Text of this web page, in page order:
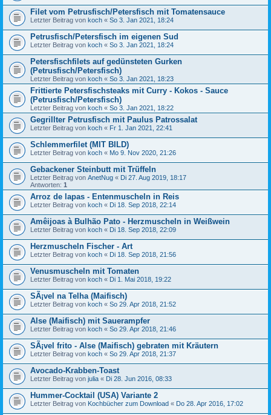
Filet vom Petrusfisch/Petersfisch mit Tomatensauce
Letzter Beitrag von koch « So 3. Jan 2021, 18:24
Petrusfisch/Petersfisch im eigenen Sud
Letzter Beitrag von koch « So 3. Jan 2021, 18:24
Petersfischfilets auf gedünsteten Gurken
(Petrusfisch/Petersfisch)
Letzter Beitrag von koch « So 3. Jan 2021, 18:23
Frittierte Petersfischsteaks mit Curry - Kokos - Sauce
(Petrusfisch/Petersfisch)
Letzter Beitrag von koch « So 3. Jan 2021, 18:22
Gegrillter Petrusfisch mit Paulus Patrossalat
Letzter Beitrag von koch « Fr 1. Jan 2021, 22:41
Schlemmerfilet (MIT BILD)
Letzter Beitrag von koch « Mo 9. Nov 2020, 21:26
Gebackener Steinbutt mit Trüffeln
Letzter Beitrag von AnetNug « Di 27. Aug 2019, 18:17
Antworten: 1
Arroz de lapas - Entenmuscheln in Reis
Letzter Beitrag von koch « Di 18. Sep 2018, 22:14
Amêijoas à Bulhão Pato - Herzmuscheln in Weißwein
Letzter Beitrag von koch « Di 18. Sep 2018, 22:09
Herzmuscheln Fischer - Art
Letzter Beitrag von koch « Di 18. Sep 2018, 21:56
Venusmuscheln mit Tomaten
Letzter Beitrag von koch « Di 1. Mai 2018, 19:22
SÃ¡vel na Telha (Maifisch)
Letzter Beitrag von koch « So 29. Apr 2018, 21:52
Alse (Maifisch) mit Sauerampfer
Letzter Beitrag von koch « So 29. Apr 2018, 21:46
SÃ¡vel frito - Alse (Maifisch) gebraten mit Kräutern
Letzter Beitrag von koch « So 29. Apr 2018, 21:37
Avocado-Krabben-Toast
Letzter Beitrag von julia « Di 28. Jun 2016, 08:33
Hummer-Cocktail (USA) Variante 2
Letzter Beitrag von Kochbücher zum Download « Do 28. Apr 2016, 17:02